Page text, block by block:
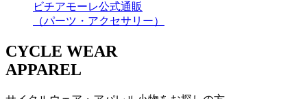
ビチアモーレ公式通販
（パーツ・アクセサリー）
CYCLE WEAR
APPAREL